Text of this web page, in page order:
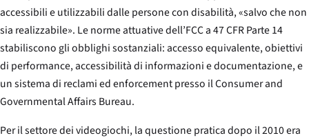
accessibili e utilizzabili dalle persone con disabilità, «salvo che non
sia realizzabile». Le norme attuative dell’FCC a 47 CFR Parte 14
stabiliscono gli obblighi sostanziali: accesso equivalente, obiettivi
di performance, accessibilità di informazioni e documentazione, e
un sistema di reclami ed enforcement presso il Consumer and
Governmental Affairs Bureau.
Per il settore dei videogiochi, la questione pratica dopo il 2010 era